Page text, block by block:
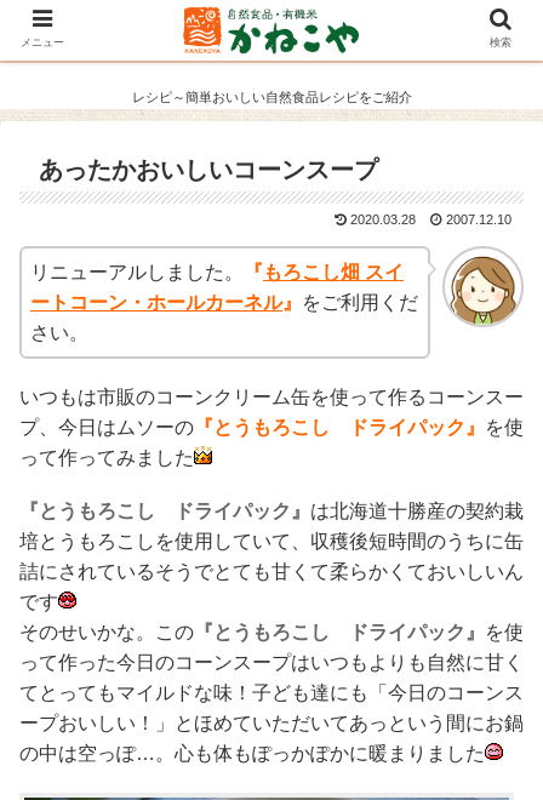
レシピ～簡単おいしい自然食品レシピをご紹介
あったかおいしいコーンスープ
2020.03.28 2007.12.10
リニューアルしました。 『 もろこし畑 スイ
ートコーン・ホールカーネル』
をご利用くだ
さい。
いつもは市販のコーンクリーム缶を使って作るコーンスー
プ、今日はムソーの 『とうもろこし ドライパック』
を使
って作ってみました
『とうもろこし ドライパック』 は北海道十勝産の契約栽
培とうもろこしを使用していて、収穫後短時間のうちに缶
詰にされているそうでとても甘くて柔らかくておいしいん
です
そのせいかな。この 『とうもろこし ドライパック』
を使
って作った今日のコーンスープはいつもよりも自然に甘く
てとってもマイルドな味！子ども達にも「今日のコーンス
ープおいしい！」とほめていただいてあっという間にお鍋
の中は空っぽ…。心も体もぽっかぽかに暖まりました
メニュー 検索